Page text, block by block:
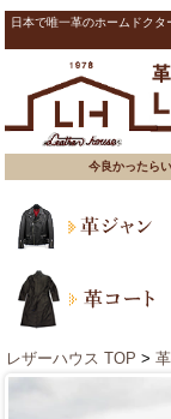
日本で唯一革のホームドク
今良かったら
レザーハウス TOP >